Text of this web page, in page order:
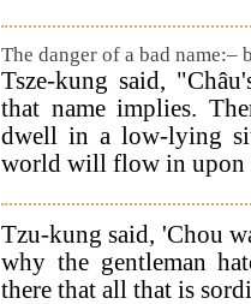
The danger of a bad name:–
Tsze-kung said,
that name implies.
dwell in a low-lying
world will flow in upon
Tzu-kung said, 'Chou
why the gentleman
there that all that is